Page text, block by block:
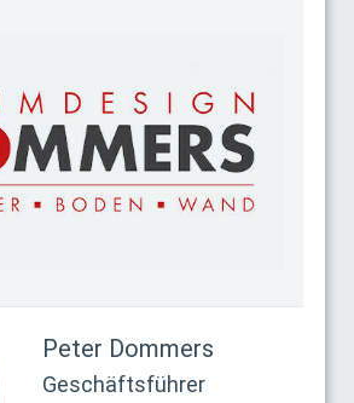
Peter Dommers
Geschäftsführer